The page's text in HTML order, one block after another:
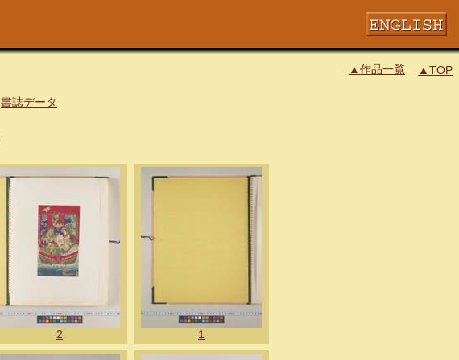
▲作品一覧 ▲TOP
書誌データ
2 1